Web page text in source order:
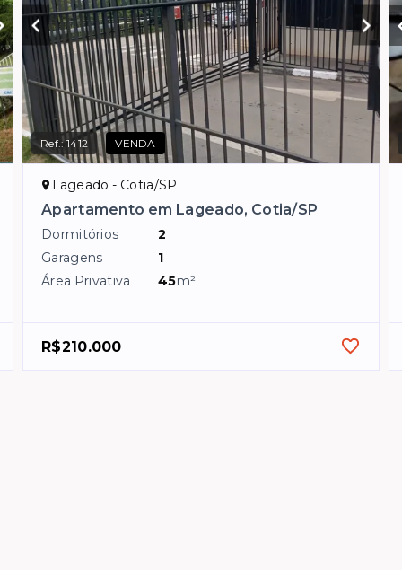
Ref.:1412 VENDA
Lageado - Cotia/SP
Apartamento em Lageado, Cotia/SP
Dormitórios
2
Garagens
1
Área Privativa
45m²
R$210.000